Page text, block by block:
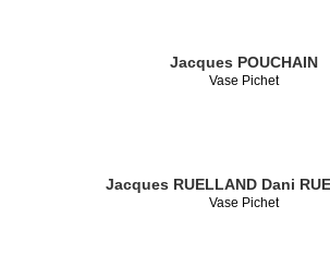
Jacques POUCHAIN
Vase Pichet
Jacques RUELLAND Dani
Vase Pichet